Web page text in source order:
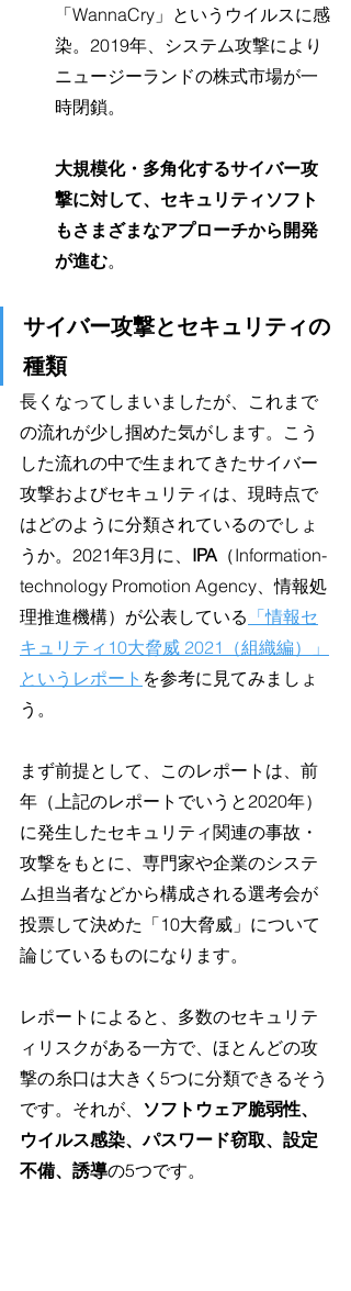
「WannaCry」というウイルスに感
染。2019年、システム攻撃により
ニュージーランドの株式市場が一
時閉鎖。
大規模化・多角化するサイバー攻
撃に対して、セキュリティソフト
もさまざまなアプローチから開発
が進む。
サイバー攻撃とセキュリティの
種類
長くなってしまいましたが、これまで
の流れが少し掴めた気がします。こう
した流れの中で生まれてきたサイバー
攻撃およびセキュリティは、現時点で
はどのように分類されているのでしょ
うか。2021年3月に、 IPA （Information-
technology Promotion Agency、情報処
理推進機構）が公表している 「情報セ
キュリティ10大脅威 2021（組織編）」
というレポート を参考に見てみましょ
う。
まず前提として、このレポートは、前
年（上記のレポートでいうと2020年）
に発生したセキュリティ関連の事故・
攻撃をもとに、専門家や企業のシステ
ム担当者などから構成される選考会が
投票して決めた「10大脅威」について
論じているものになります。
レポートによると、多数のセキュリテ
ィリスクがある一方で、ほとんどの攻
撃の糸口は大きく5つに分類できるそう
です。それが、 ソフトウェア脆弱性、
ウイルス感染、パスワード窃取、設定
不備、誘導の5つです。